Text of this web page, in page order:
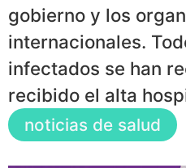
gobierno y los
internacionales.
infectados se han
recibido el alta
noticias de salud